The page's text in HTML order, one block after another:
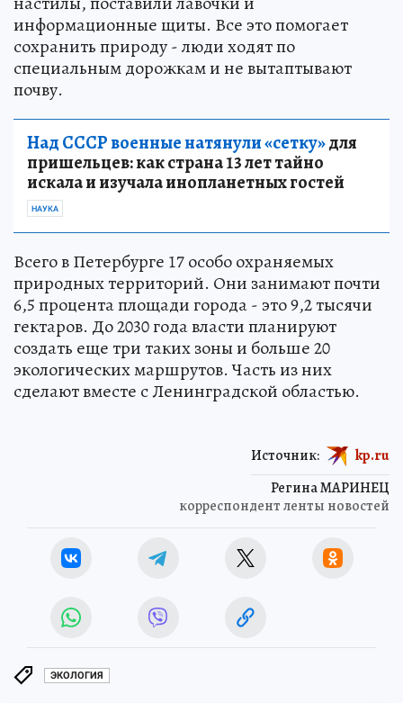
информационные щиты. Все это помогает
сохранить природу - люди ходят по
специальным дорожкам и не вытаптывают
почву.
Над СССР военные натянули «сетку»для
пришельцев: как страна 13 лет тайно
искала и изучала инопланетных гостей
НАУКА
Всего в Петербурге 17 особо охраняемых
природных территорий. Они занимают почти
6,5 процента площади города - это 9,2 тысячи
гектаров. До 2030 года власти планируют
создать еще три таких зоны и больше 20
экологических маршрутов. Часть из них
сделают вместе с Ленинградской областью.
Регина МАРИНЕЦ
корреспондент ленты новостей
Источник: kp.ru
ЭКОЛОГИЯ